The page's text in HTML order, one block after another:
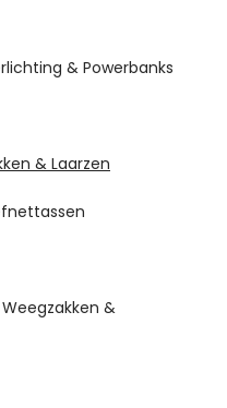
& Powerbanks
& Laarzen
&